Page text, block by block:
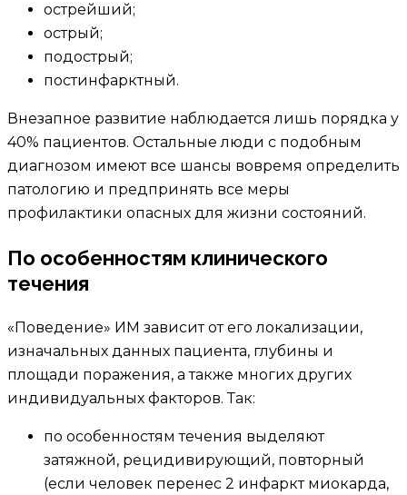
острейший;
острый;
подострый;
постинфарктный.
Внезапное развитие наблюдается лишь порядка у
40% пациентов. Остальные люди с подобным
диагнозом имеют все шансы вовремя определить
патологию и предпринять все меры
профилактики опасных для жизни состояний.
По особенностям клинического
течения
«Поведение» ИМ зависит от его локализации,
изначальных данных пациента, глубины и
площади поражения, а также многих других
индивидуальных факторов. Так:
по особенностям течения выделяют
затяжной, рецидивирующий, повторный
(если человек перенес 2 инфаркт миокарда,